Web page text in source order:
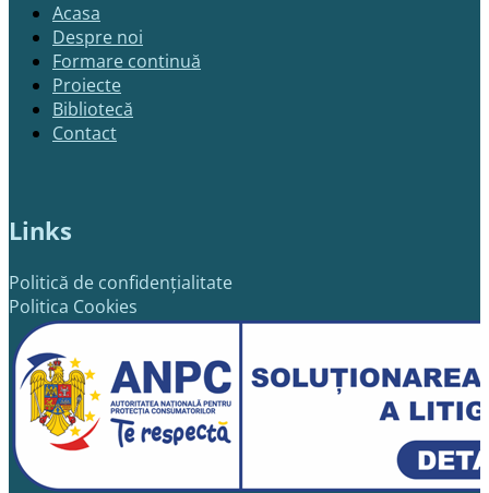
Acasa
Despre noi
Formare continuă
Proiecte
Bibliotecă
Contact
Links
Politică de confidențialitate
Politica Cookies